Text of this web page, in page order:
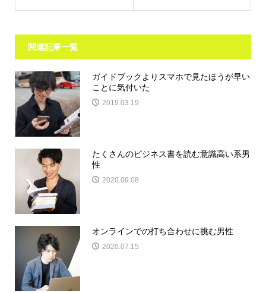
関連記事一覧
ガイドブックよりスマホで見たほうが早い
ことに気付いた
2019.03.19
たくさんのビジネス書を読む意識高い系男
性
2020.09.08
オンラインでの打ち合わせに挑む男性
2020.07.15